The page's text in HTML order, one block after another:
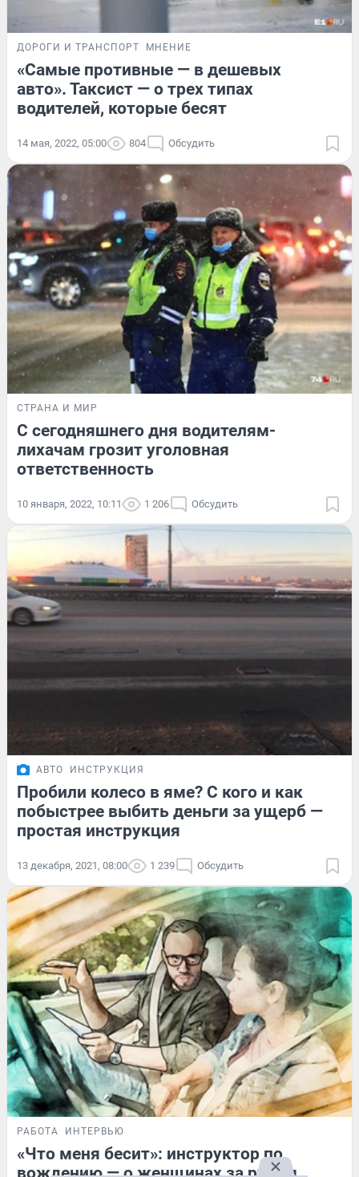
ДОРОГИ И ТРАНСПОРТ МНЕНИЕ
«Самые противные — в дешевых
авто». Таксист — о трех типах
водителей, которые бесят
14 мая, 2022, 05:00 804 Обсудить
СТРАНА И МИР
С сегодняшнего дня водителям-
лихачам грозит уголовная
ответственность
10 января, 2022, 10:11 1 206 Обсудить
АВТО ИНСТРУКЦИЯ
Пробили колесо в яме? С кого и как
побыстрее выбить деньги за ущерб —
простая инструкция
13 декабря, 2021, 08:00 1 239 Обсудить
РАБОТА ИНТЕРВЬЮ
«Что меня бесит»: инструктор по
вождению — о женщинах за рулем,